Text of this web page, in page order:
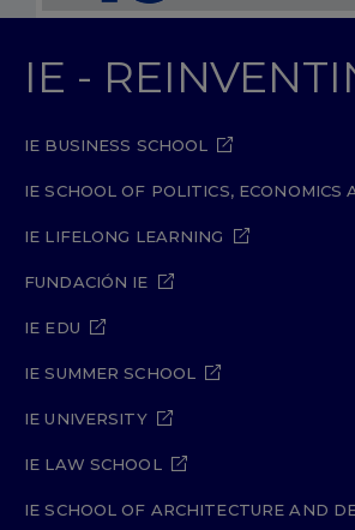
IE -
IE BUSINESS SCHOOL
IE SCHOOL OF POLITICS,
IE LIFELONG LEARNING
FUNDACIÓN IE
IE EDU
IE SUMMER SCHOOL
IE UNIVERSITY
IE LAW SCHOOL
IE SCHOOL OF ARCHITECTURE AND